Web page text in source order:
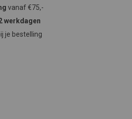
vanaf €75,-
werkdagen
je bestelling